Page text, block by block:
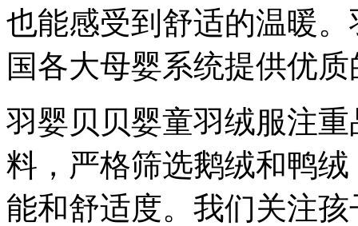
也能感受到舒适的温暖
国各大母婴系统提供优
羽婴贝贝婴童羽绒服注
料，严格筛选鹅绒和鸭
能和舒适度。我们关注